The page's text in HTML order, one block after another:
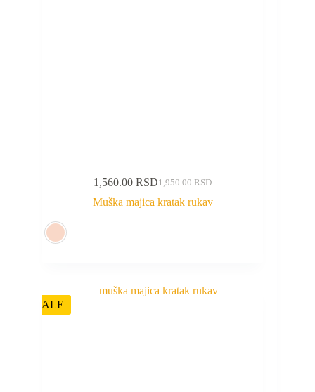
1,950.00RSD
1,560.00RSD
Muška majica kratak rukav
SALE